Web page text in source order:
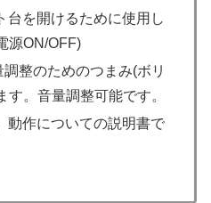
台を開けるために使用し
源ON/OFF)
整のためのつまみ(ボリ
す。音量調整可能です。
動作についての説明書で